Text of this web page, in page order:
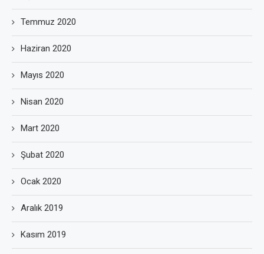
Temmuz 2020
Haziran 2020
Mayıs 2020
Nisan 2020
Mart 2020
Şubat 2020
Ocak 2020
Aralık 2019
Kasım 2019